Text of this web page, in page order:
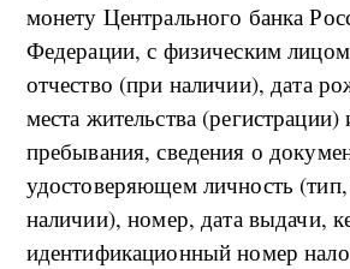
монету Центрального банка
Федерации, с физическим
отчество (при наличии), дата
места жительства (регистрации)
пребывания, сведения о
удостоверяющем личность
наличии), номер, дата выдачи,
идентификационный номер